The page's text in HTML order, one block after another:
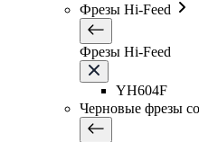
Фрезы Hi-Feed
Фрезы Hi-Feed
YH604F
Черновые фрезы